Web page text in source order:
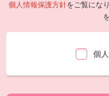
個人情報保護方針をご覧にな
個